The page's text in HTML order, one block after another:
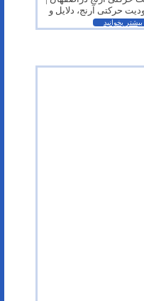
حرکتی آرنج، دلایل و
بیشتر بخوانید